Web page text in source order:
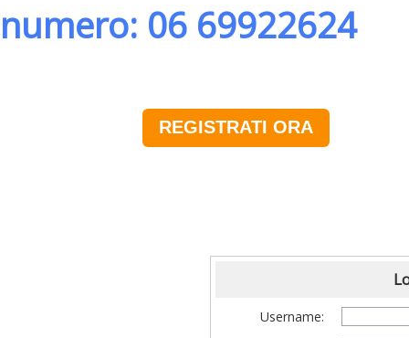
numero: 06 69922624
REGISTRATI ORA
Username: